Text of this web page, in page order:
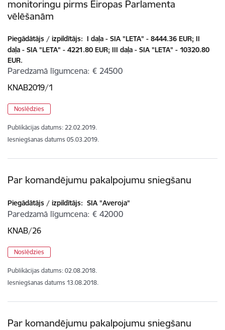
monitoringu pirms Eiropas Parlamenta
vēlēšanām
Piegādātājs / izpildītājs: I daļa - SIA "LETA" - 8444.36 EUR; II
daļa - SIA "LETA" - 4221.80 EUR; III daļa - SIA "LETA" - 10320.80
EUR.
Paredzamā līgumcena € 24500
KNAB2019/1
Noslēdzies
Publikācijas datums: 22.02.2019.
Iesniegšanas datums 05.03.2019.
Par komandējumu pakalpojumu sniegšanu
Piegādātājs / izpildītājs: SIA "Averoja"
Paredzamā līgumcena € 42000
KNAB/26
Noslēdzies
Publikācijas datums: 02.08.2018.
Iesniegšanas datums 13.08.2018.
Par komandējumu pakalpojumu sniegšanu